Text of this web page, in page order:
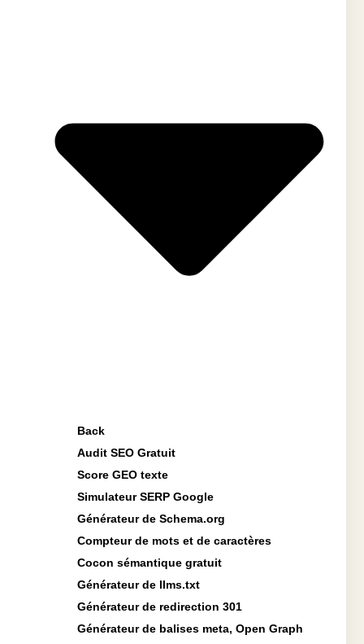
Back
Audit SEO Gratuit
Score GEO texte
Simulateur SERP Google
Générateur de Schema.org
Compteur de mots et de caractères
Cocon sémantique gratuit
Générateur de llms.txt
Générateur de redirection 301
Générateur de balises meta, Open Graph